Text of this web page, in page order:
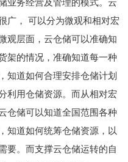
业务经营及管理的模式。云
广， 可以分为微观和相对宏
观层面，云仓储可以准确知
架的情况，准确知道每一种
知道如何合理安排仓储计划
利用仓储资源。而从相对宏
仓储可以知道全国范围各种
知道如何统筹仓储资源，以
要。而支撑云仓储运转的自